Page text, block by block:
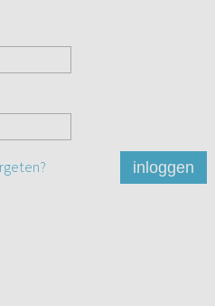
inloggen